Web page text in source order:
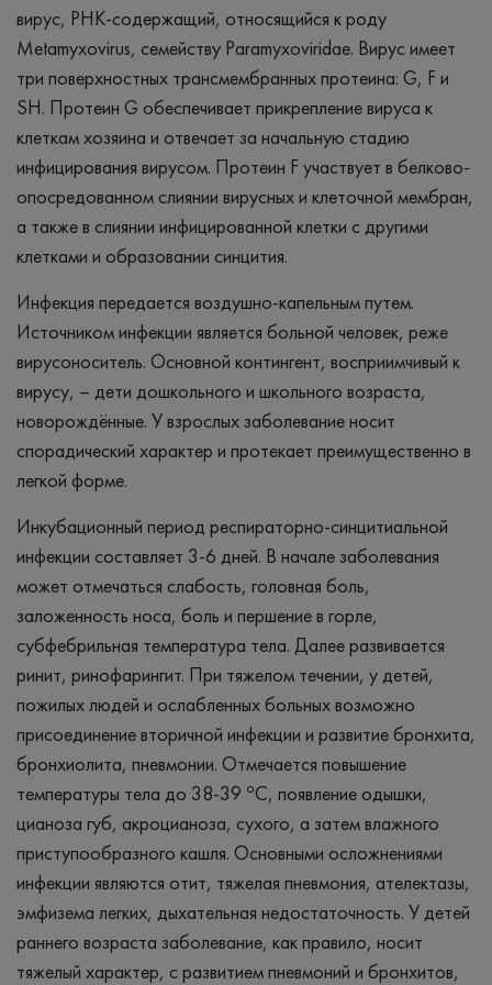
вирус, РНК-содержащий, относящийся к роду
Metamyxovirus, семейству Paramyxoviridae. Вирус имеет
три поверхностных трансмембранных протеина: G, F и
SH. Протеин G обеспечивает прикрепление вируса к
клеткам хозяина и отвечает за начальную стадию
инфицирования вирусом. Протеин F участвует в белково-
опосредованном слиянии вирусных и клеточной мембран,
а также в слиянии инфицированной клетки с другими
клетками и образовании синцития.
Инфекция передается воздушно-капельным путем.
Источником инфекции является больной человек, реже
вирусоноситель. Основной контингент, восприимчивый к
вирусу, – дети дошкольного и школьного возраста,
новорождённые. У взрослых заболевание носит
спорадический характер и протекает преимущественно в
легкой форме.
Инкубационный период респираторно-синцитиальной
инфекции составляет 3-6 дней. В начале заболевания
может отмечаться слабость, головная боль,
заложенность носа, боль и першение в горле,
субфебрильная температура тела. Далее развивается
ринит, ринофарингит. При тяжелом течении, у детей,
пожилых людей и ослабленных больных возможно
присоединение вторичной инфекции и развитие бронхита,
бронхиолита, пневмонии. Отмечается повышение
температуры тела до 38-39 оС, появление одышки,
цианоза губ, акроцианоза, сухого, а затем влажного
приступообразного кашля. Основными осложнениями
инфекции являются отит, тяжелая пневмония, ателектазы,
эмфизема легких, дыхательная недостаточность. У детей
раннего возраста заболевание, как правило, носит
тяжелый характер, с развитием пневмоний и бронхитов,